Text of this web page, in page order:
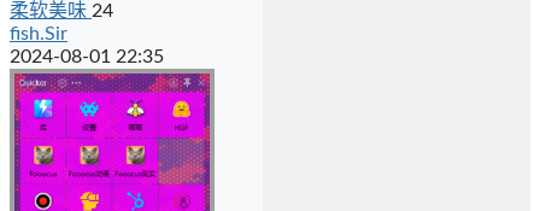
柔软美味 24
fish.Sir
2024-08-01 22:35